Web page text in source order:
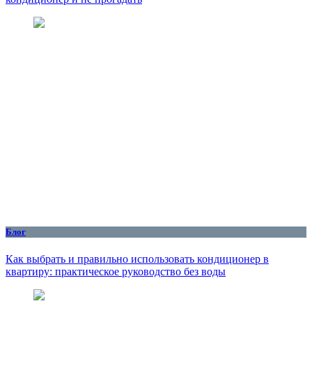
Блог
Как выбрать и правильно использовать кондиционер в
квартиру: практическое руководство без воды